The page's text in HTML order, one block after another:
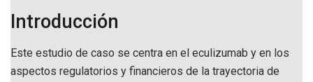
Introducción
Este estudio de caso se centra en el eculizumab y en los
aspectos regulatorios y financieros de la trayectoria de